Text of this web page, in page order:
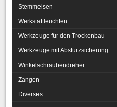
Stemmeisen
Werkstattleuchten
Werkzeuge für den Trockenbau
Werkzeuge mit Absturzsicherung
Winkelschraubendreher
Zangen
Diverses